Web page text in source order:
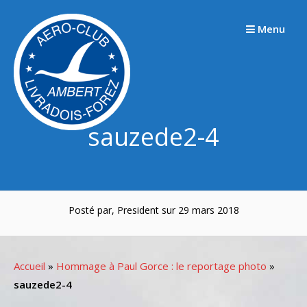
contenu
Menu
sauzede2-4
Posté par, President sur 29 mars 2018
Accueil » Hommage à Paul Gorce : le reportage photo »
sauzede2-4